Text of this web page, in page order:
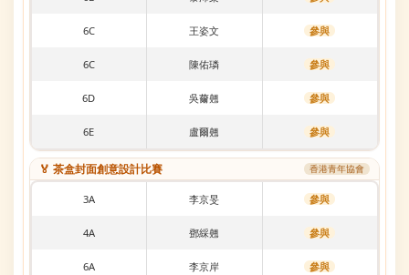
6C 王姿文 參與
6C 陳佑璘 參與
6D 吳薾翹 參與
6E 盧爾翹 參與
🏅 茶盒封面創意設計比賽 香港青年協會
3A 李京旻 參與
4A 鄧綵翹 參與
6A 李京岸 參與